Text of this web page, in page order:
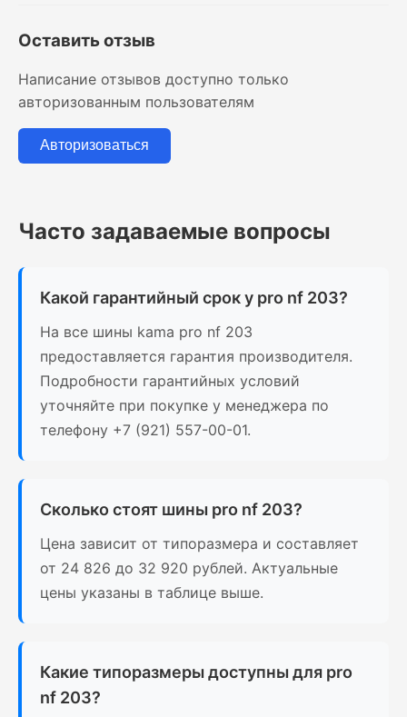
Оставить отзыв
Написание отзывов доступно только
авторизованным пользователям
Авторизоваться
Часто задаваемые вопросы
Какой гарантийный срок у pro nf 203?
На все шины kama pro nf 203
предоставляется гарантия производителя.
Подробности гарантийных условий
уточняйте при покупке у менеджера по
телефону +7 (921) 557-00-01.
Сколько стоят шины pro nf 203?
Цена зависит от типоразмера и составляет
от 24 826 до 32 920 рублей. Актуальные
цены указаны в таблице выше.
Какие типоразмеры доступны для pro
nf 203?